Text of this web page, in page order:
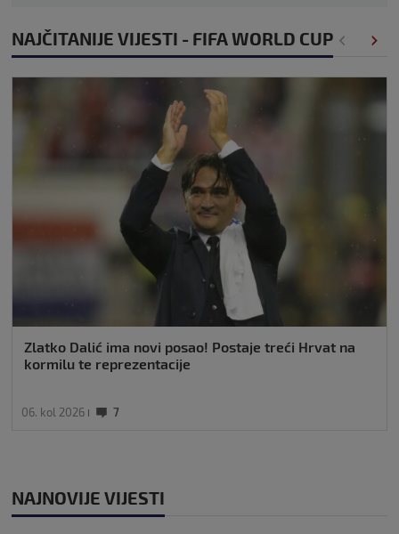
NAJČITANIJE VIJESTI - FIFA WORLD CUP
Zlatko Dalić ima novi posao! Postaje treći Hrvat na
kormilu te reprezentacije
06. kol 2026 7
NAJNOVIJE VIJESTI